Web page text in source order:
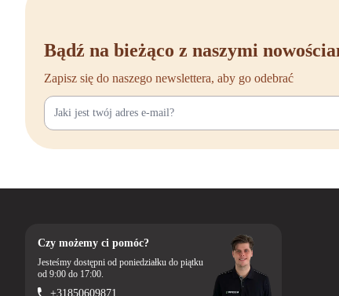
Ook de Rohde &
uitzonderlijke
Welke stoel je ook
Rohde &
Heb je jouw ideale
persoonlijk advies
Of je nu als
Bądź na bieżąco z naszymi
Zapisz się do naszego newslettera, aby go odebrać
Czy możemy ci pomóc?
Jesteśmy dostępni od poniedziałku do piątku
od 9:00 do 17:00.
+31850609871